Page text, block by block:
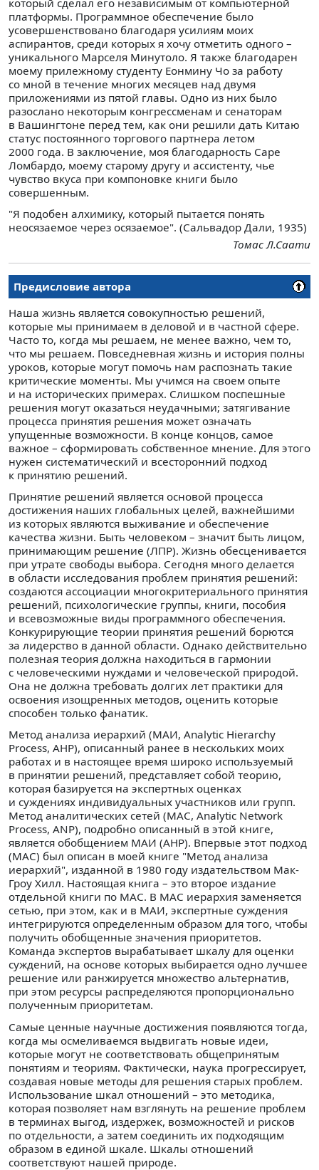
платформы. Программное обеспечение было
усовершенствовано благодаря усилиям моих
аспирантов, среди которых я хочу отметить одного –
уникального Марселя Минутоло. Я также благодарен
моему прилежному студенту Еонмину Чо за работу
со мной в течение многих месяцев над двумя
приложениями из пятой главы. Одно из них было
разослано некоторым конгрессменам и сенаторам
в Вашингтоне перед тем, как они решили дать Китаю
статус постоянного торгового партнера летом
2000 года. В заключение, моя благодарность Саре
Ломбардо, моему старому другу и ассистенту, чье
чувство вкуса при компоновке книги было
совершенным.
"Я подобен алхимику, который пытается понять
неосязаемое через осязаемое". (Сальвадор Дали, 1935)
Томас Л.Саати
Предисловие автора
Наша жизнь является совокупностью решений,
которые мы принимаем в деловой и в частной сфере.
Часто то, когда мы решаем, не менее важно, чем то,
что мы решаем. Повседневная жизнь и история полны
уроков, которые могут помочь нам распознать такие
критические моменты. Мы учимся на своем опыте
и на исторических примерах. Слишком поспешные
решения могут оказаться неудачными; затягивание
процесса принятия решения может означать
упущенные возможности. В конце концов, самое
важное – сформировать собственное мнение. Для этого
нужен систематический и всесторонний подход
к принятию решений.
Принятие решений является основой процесса
достижения наших глобальных целей, важнейшими
из которых являются выживание и обеспечение
качества жизни. Быть человеком – значит быть лицом,
принимающим решение (ЛПР). Жизнь обесценивается
при утрате свободы выбора. Сегодня много делается
в области исследования проблем принятия решений:
создаются ассоциации многокритериального принятия
решений, психологические группы, книги, пособия
и всевозможные виды программного обеспечения.
Конкурирующие теории принятия решений борются
за лидерство в данной области. Однако действительно
полезная теория должна находиться в гармонии
с человеческими нуждами и человеческой природой.
Она не должна требовать долгих лет практики для
освоения изощренных методов, оценить которые
способен только фанатик.
Метод анализа иерархий (МАИ, Analytic Hierarchy
Process, AHP), описанный ранее в нескольких моих
работах и в настоящее время широко используемый
в принятии решений, представляет собой теорию,
которая базируется на экспертных оценках
и суждениях индивидуальных участников или групп.
Метод аналитических сетей (МАС, Analytic Network
Process, ANP), подробно описанный в этой книге,
является обобщением МАИ (AHP). Впервые этот подход
(МАС) был описан в моей книге "Метод анализа
иерархий", изданной в 1980 году издательством Мак-
Гроу Хилл. Настоящая книга – это второе издание
отдельной книги по МАС. В МАС иерархия заменяется
сетью, при этом, как и в МАИ, экспертные суждения
интегрируются определенным образом для того, чтобы
получить обобщенные значения приоритетов.
Команда экспертов вырабатывает шкалу для оценки
суждений, на основе которых выбирается одно лучшее
решение или ранжируется множество альтернатив,
при этом ресурсы распределяются пропорционально
полученным приоритетам.
Самые ценные научные достижения появляются тогда,
когда мы осмеливаемся выдвигать новые идеи,
которые могут не соответствовать общепринятым
понятиям и теориям. Фактически, наука прогрессирует,
создавая новые методы для решения старых проблем.
Использование шкал отношений – это методика,
которая позволяет нам взглянуть на решение проблем
в терминах выгод, издержек, возможностей и рисков
по отдельности, а затем соединить их подходящим
образом в единой шкале. Шкалы отношений
соответствуют нашей природе.